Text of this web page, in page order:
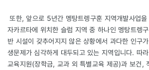
또한, 앞으로 5년간 멩탕트렝구훈 지역개발사업
자카르타에 위치한 슬럼 지역 중 하나인 멩탕트렝
반 시설이 갖추어지지 않은 상황에서 과다한 인구
생문제가 심각하게 대두되고 있는 지역입니다. 따
교육지원(장학금, 교과 외 특별교육 제공)과 보건,